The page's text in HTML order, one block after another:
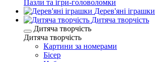
Пазли та ігри-головоломки
Дерев'яні іграшки
Дитяча творчість
Дитяча творчість
Дитяча творчість
Картини за номерами
Бісер